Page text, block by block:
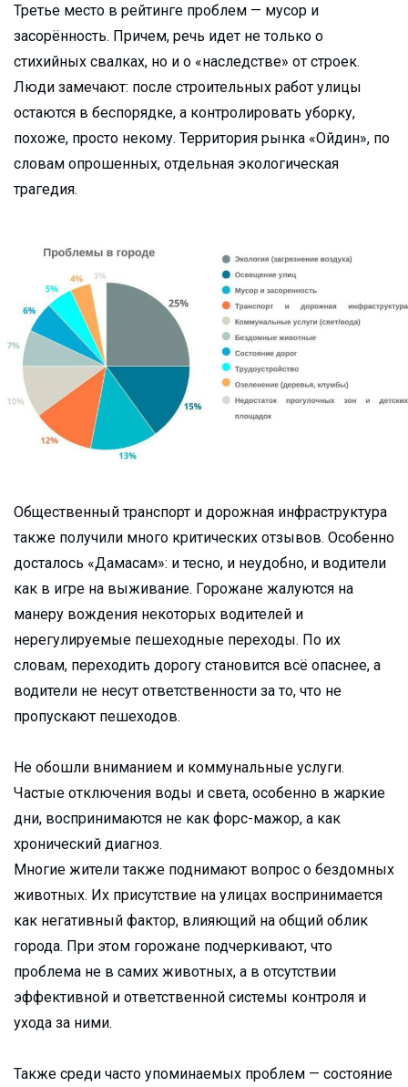
Третье место в рейтинге проблем — мусор и
засорённость. Причем, речь идет не только о
стихийных свалках, но и о «наследстве» от строек.
Люди замечают: после строительных работ улицы
остаются в беспорядке, а контролировать уборку,
похоже, просто некому. Территория рынка «Ойдин», по
словам опрошенных, отдельная экологическая
трагедия.
Общественный транспорт и дорожная инфраструктура
также получили много критических отзывов. Особенно
досталось «Дамасам»: и тесно, и неудобно, и водители
как в игре на выживание. Горожане жалуются на
манеру вождения некоторых водителей и
нерегулируемые пешеходные переходы. По их
словам, переходить дорогу становится всё опаснее, а
водители не несут ответственности за то, что не
пропускают пешеходов.
Не обошли вниманием и коммунальные услуги.
Частые отключения воды и света, особенно в жаркие
дни, воспринимаются не как форс-мажор, а как
хронический диагноз.
Многие жители также поднимают вопрос о бездомных
животных. Их присутствие на улицах воспринимается
как негативный фактор, влияющий на общий облик
города. При этом горожане подчеркивают, что
проблема не в самих животных, а в отсутствии
эффективной и ответственной системы контроля и
ухода за ними.
Также среди часто упоминаемых проблем — состояние